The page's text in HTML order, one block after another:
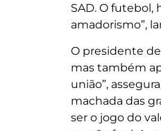
SAD. O futebol,
amadorismo”,
O presidente
mas também
união”,
machada das
ser o jogo do